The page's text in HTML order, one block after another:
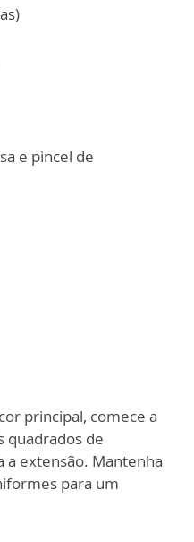
e pincel de
principal, comece a
quadrados de
a extensão. Mantenha
para um